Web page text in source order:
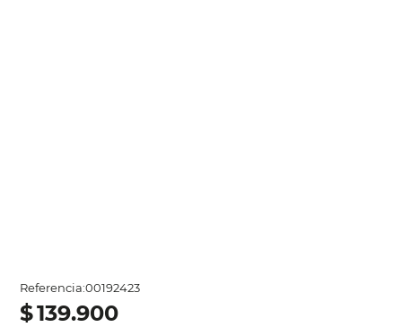
Referencia:00192423
$139.900